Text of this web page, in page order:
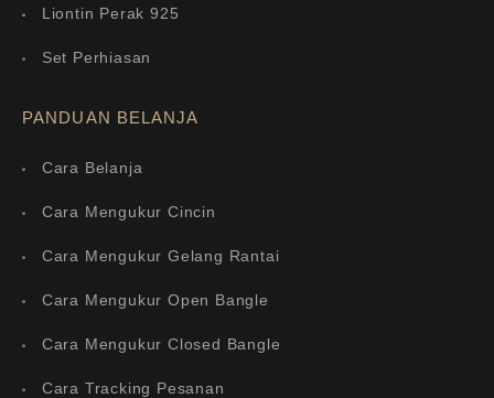
Liontin Perak 925
Set Perhiasan
PANDUAN BELANJA
Cara Belanja
Cara Mengukur Cincin
Cara Mengukur Gelang Rantai
Cara Mengukur Open Bangle
Cara Mengukur Closed Bangle
Cara Tracking Pesanan